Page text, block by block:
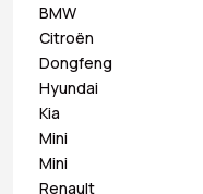
BMW
Citroën
Dongfeng
Hyundai
Kia
Mini
Mini
Renault